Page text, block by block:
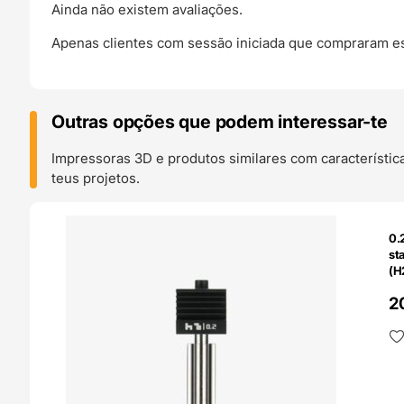
Ainda não existem avaliações.
Apenas clientes com sessão iniciada que compraram
Outras opções que podem interessar-te
Impressoras 3D e produtos similares com
teus projetos.